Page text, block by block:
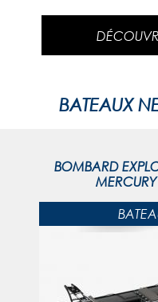
BATEAUX
BOMBARD